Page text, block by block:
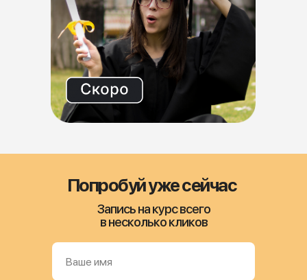
Запись на курс всего
в несколько кликов
Попробуй уже сейчас